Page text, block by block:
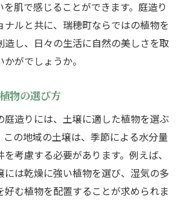
肌で感じることができます。庭造り
ナルと共に、瑞穂町ならではの植物を
造し、日々の生活に自然の美しさを取
がでしょうか。
物の選び方
庭造りには、土壌に適した植物を選ぶ
この地域の土壌は、季節による水分量
考慮する必要があります。例えば、
には乾燥に強い植物を選び、湿気の多
好む植物を配置することが求められま